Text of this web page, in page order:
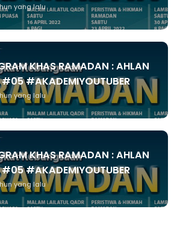
yang lalu
KHAS RAMADAN : AHLAN
#AKADEMIYOUTUBER
yang lalu
KHAS RAMADAN : AHLAN
#AKADEMIYOUTUBER
yang lalu